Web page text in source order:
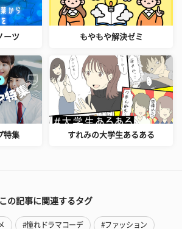
ーツ もやもや解決ゼミ
特集 すれみの大学生あるある
この記事に関連するタグ
#憧れドラマコーデ #ファッション